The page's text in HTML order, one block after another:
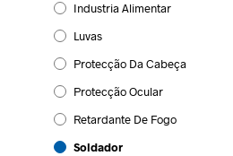
Industria Alimentar
Luvas
Protecção Da Cabeça
Protecção Ocular
Retardante De Fogo
Soldador